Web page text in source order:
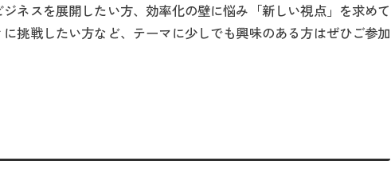
ネスを展開したい方、効率化の壁に悩み「新しい視点」を求めて
挑戦したい方など、テーマに少しでも興味のある方はぜひご参加